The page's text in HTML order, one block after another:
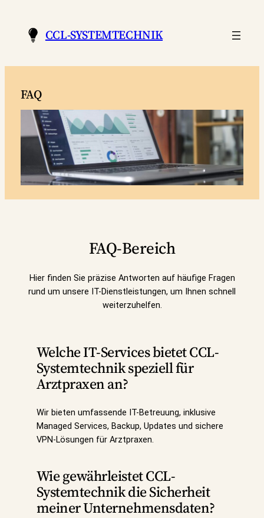
springen
CCL-SYSTEMTECHNIK
FAQ
FAQ-Bereich
Hier finden Sie präzise Antworten auf häufige Fragen
rund um unsere IT-Dienstleistungen, um Ihnen schnell
weiterzuhelfen.
Welche IT-Services bietet CCL-
Systemtechnik speziell für
Arztpraxen an?
Wir bieten umfassende IT-Betreuung, inklusive
Managed Services, Backup, Updates und sichere
VPN-Lösungen für Arztpraxen.
Wie gewährleistet CCL-
Systemtechnik die Sicherheit
meiner Unternehmensdaten?